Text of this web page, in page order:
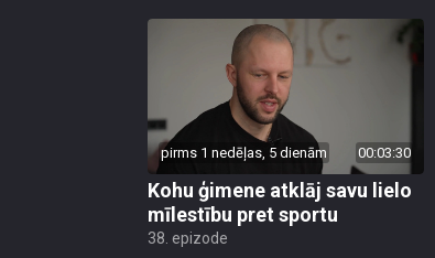
pirms 1 nedēļas, 5 dienām 00:03:30
Kohu ģimene atklāj savu lielo
mīlestību pret sportu
38. epizode